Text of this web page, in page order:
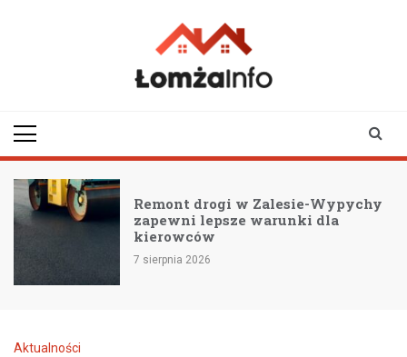
Remont drogi w Zalesie-Wypychy
zapewni lepsze warunki dla
kierowców
7 sierpnia 2026
Aktualności